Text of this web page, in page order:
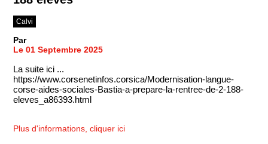
Calvi
Par
Le 01 Septembre 2025
La suite ici ...
https://www.corsenetinfos.corsica/Modernisation-langue-
corse-aides-sociales-Bastia-a-prepare-la-rentree-de-2-188-
eleves_a86393.html
Plus d'informations, cliquer ici